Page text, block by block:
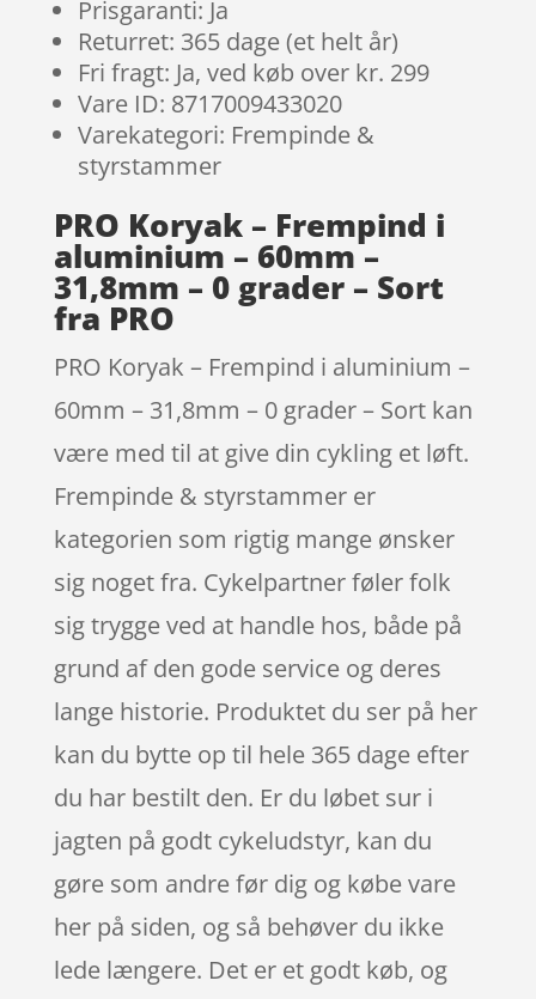
Prisgaranti: Ja
Returret: 365 dage (et helt år)
Fri fragt: Ja, ved køb over kr. 299
Vare ID: 8717009433020
Varekategori: Frempinde &
styrstammer
PRO Koryak – Frempind i
aluminium – 60mm –
31,8mm – 0 grader – Sort
fra PRO
PRO Koryak – Frempind i aluminium –
60mm – 31,8mm – 0 grader – Sort kan
være med til at give din cykling et løft.
Frempinde & styrstammer er
kategorien som rigtig mange ønsker
sig noget fra. Cykelpartner føler folk
sig trygge ved at handle hos, både på
grund af den gode service og deres
lange historie. Produktet du ser på her
kan du bytte op til hele 365 dage efter
du har bestilt den. Er du løbet sur i
jagten på godt cykeludstyr, kan du
gøre som andre før dig og købe vare
her på siden, og så behøver du ikke
lede længere. Det er et godt køb, og